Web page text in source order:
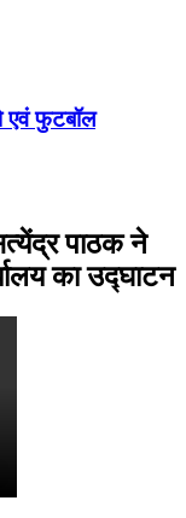
एवं फुटबॉल
पाठक ने
का उद्घाटन